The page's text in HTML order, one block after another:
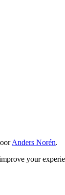
Anders Norén.
your